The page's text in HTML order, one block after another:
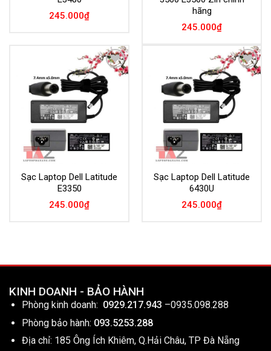
245.000₫
hãng
245.000₫
Add to
Wishlist
Sạc Laptop Dell Latitude
E3350
245.000₫
Add to
Wishlist
Sạc Laptop Dell Latitude
6430U
245.000₫
KINH DOANH - BẢO HÀNH
Phòng kinh doanh: 0929.217.943 –0935.098.288
Phòng bảo hành: 093.5253.288
Địa chỉ: 185 Ông Ích Khiêm, Q.Hải Châu, TP Đà Nẵng